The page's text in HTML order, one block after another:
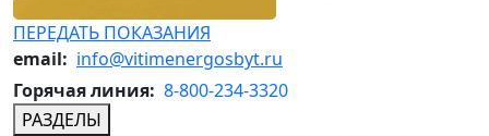
ПЕРЕДАТЬ ПОКАЗАНИЯ
email: info@vitimenergosbyt.ru
Горячая линия: 8-800-234-3320
РАЗДЕЛЫ